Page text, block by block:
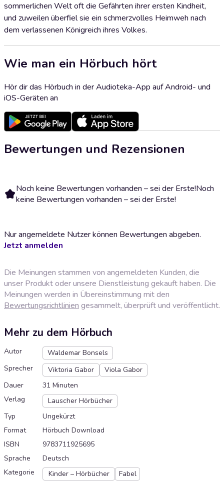
sommerlichen Welt oft die Gefährten ihrer ersten Kindheit,
und zuweilen überfiel sie ein schmerzvolles Heimweh nach
dem verlassenen Königreich ihres Volkes.
Wie man ein Hörbuch hört
Hör dir das Hörbuch in der Audioteka-App auf Android- und
iOS-Geräten an
Bewertungen und Rezensionen
Noch keine Bewertungen vorhanden – sei der Erste!Noch
keine Bewertungen vorhanden – sei der Erste!
Nur angemeldete Nutzer können Bewertungen abgeben.
Jetzt anmelden
Die Meinungen stammen von angemeldeten Kunden, die
unser Produkt oder unsere Dienstleistung gekauft haben. Die
Meinungen werden in Übereinstimmung mit den
Bewertungsrichtlinien gesammelt, überprüft und veröffentlicht.
Mehr zu dem Hörbuch
Autor
Waldemar Bonsels
Sprecher
Viktoria Gabor
Viola Gabor
Dauer
31 Minuten
Verlag
Lauscher Hörbücher
Typ
Ungekürzt
Format
Hörbuch Download
ISBN
9783711925695
Sprache
Deutsch
Kategorie
Kinder – Hörbücher Fabel